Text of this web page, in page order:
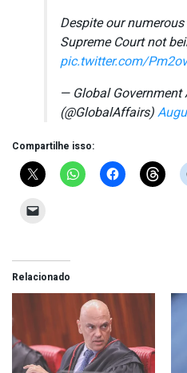
Despite our
Supreme Court not
pic.twitter.com/
— Global Government
(@GlobalAffairs)
Compartilhe isso:
Relacionado